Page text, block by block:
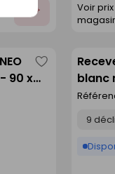
Ajouter
Voir
90 x
Enregistrer
commeblanc
80 cm